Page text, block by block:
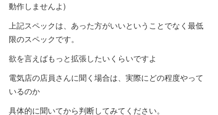
動作しませんよ)
上記スペックは、あった方がいいということでなく最低
限のスペックです。
欲を言えばもっと拡張したいくらいですよ
電気店の店員さんに聞く場合は、実際にどの程度やって
いるのか
具体的に聞いてから判断してみてください。